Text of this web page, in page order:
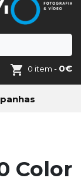
0 item - 0€
Color